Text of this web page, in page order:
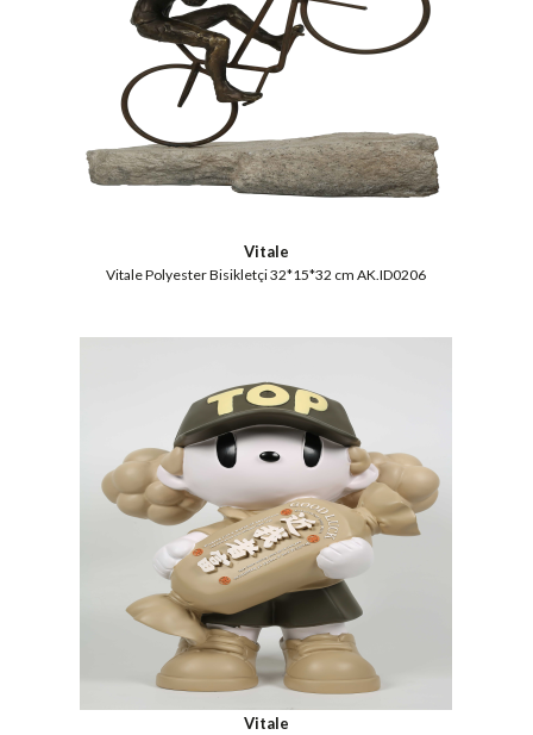
Vitale
Vitale Polyester Bisikletçi 32*15*32 cm AK.ID0206
Vitale